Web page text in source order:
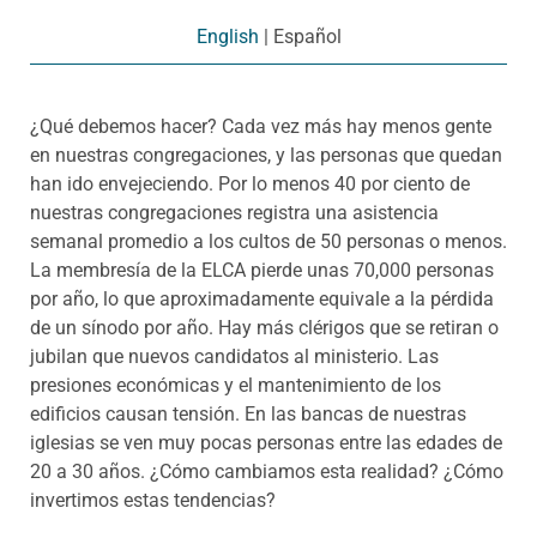
English | Español
¿Qué debemos hacer? Cada vez más hay menos gente
en nuestras congregaciones, y las personas que quedan
han ido envejeciendo. Por lo menos 40 por ciento de
nuestras congregaciones registra una asistencia
semanal promedio a los cultos de 50 personas o menos.
La membresía de la ELCA pierde unas 70,000 personas
por año, lo que aproximadamente equivale a la pérdida
de un sínodo por año. Hay más clérigos que se retiran o
jubilan que nuevos candidatos al ministerio. Las
presiones económicas y el mantenimiento de los
edificios causan tensión. En las bancas de nuestras
iglesias se ven muy pocas personas entre las edades de
20 a 30 años. ¿Cómo cambiamos esta realidad? ¿Cómo
invertimos estas tendencias?